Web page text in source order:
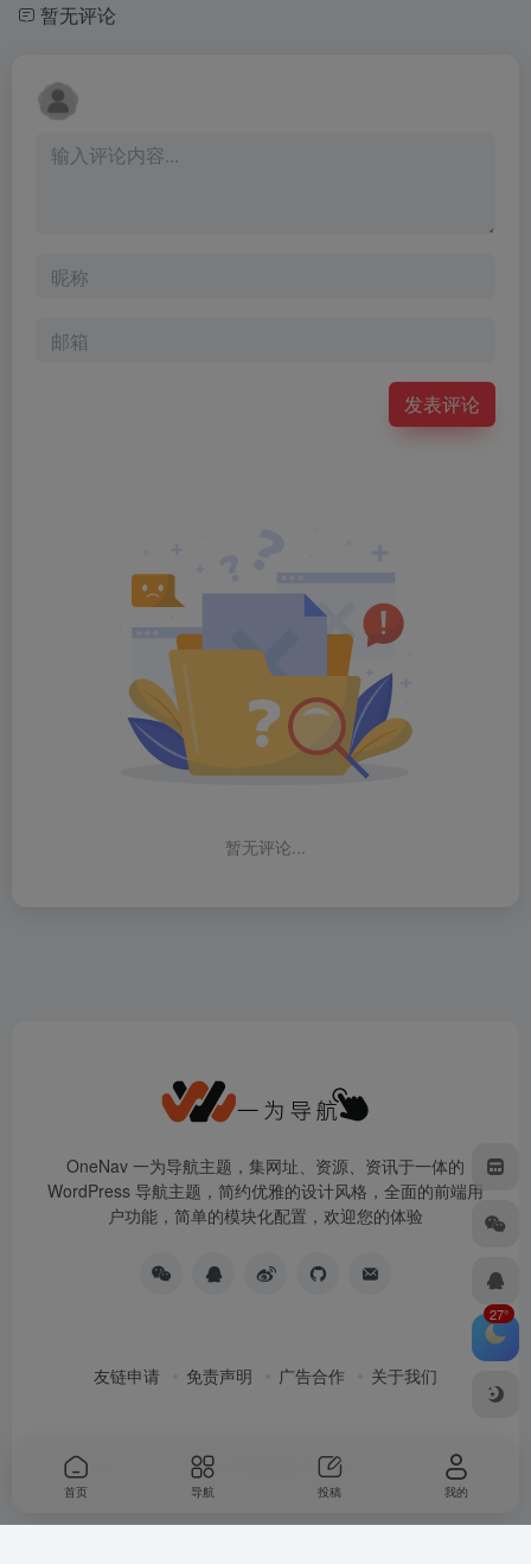
暂无评论
发表评论
暂无评论...
OneNav 一为导航主题，集网址、资源、资讯于一体的
WordPress 导航主题，简约优雅的设计风格，全面的前端用
户功能，简单的模块化配置，欢迎您的体验
友链申请 免责声明 广告合作 关于我们
Copyright © 2026 一为导航 强力驱动
27°
首页 导航 投稿 我的